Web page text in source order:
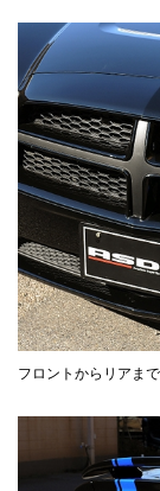
フロントからリアま